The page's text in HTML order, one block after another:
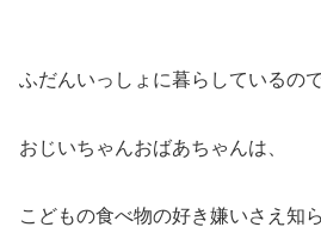
ふだんいっしょに暮らしているの
おじいちゃんおばあちゃんは、
こどもの食べ物の好き嫌いさえ知